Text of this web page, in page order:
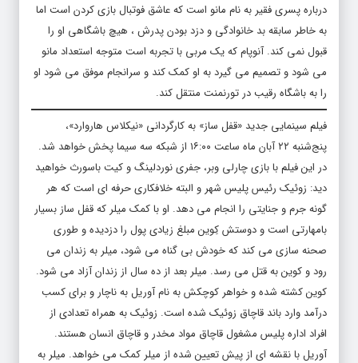
درباره پسری فقیر به نام مانو است که عاشق فوتبال بازی کردن است اما
به خاطر سابقه بد خانوادگی و دزد بودن پدرش ، هیچ باشگاهی او را
قبول نمی کند. آنوپام که یک مربی با تجربه است متوجه استعداد مانو
می شود و تصمیم می گیرد به او کمک کند و سرانجام موفق می شود او
را به باشگاه رقیب در تورنمنت منتقل کند.
فیلم سینمایی جدید «قفل ساز» به کارگردانی «نیکلاس هاروارد»،
پنج‌شنبه ۲۲ آبان ماه ساعت ۱۶:۰۰ از شبکه سه سیما پخش خواهد شد.
در این فیلم با بازی چارلی وبر، جفری نوردلینگ و کیت باسورث خواهید
دید: زوئیک رئیس پلیس شهر و البته خلافکاری حرفه ای است که هر
گونه جرم و جنایتی را انجام می دهد. او با کمک میلر که قفل ساز بسیار
بامهارتی است و دوستش کِوین مبلغ زیادی پول را دزدیده و طوری
صحنه سازی می کند که خودش بی گناه می شود، میلر به زندان می
رود و کوین به قتل می رسد. میلر بعد از ده سال از زندان آزاد می شود.
کوین کشته شده و خواهر کوچکش به نام آوریل به ناچار و برای کسب
درآمد وارد باند قاچاق زوئیک شده است. زوئیک به همراه تعدادی از
افراد اداره پلیس مشغول قاچاق مواد مخدر و قاچاق انسان هستند.
آوریل با نقشه ای از پیش تعیین شده از میلر کمک می خواهد. میلر به